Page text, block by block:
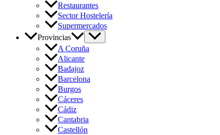
Restaurantes
Sector Hostelería
Supermercados
Provincias
A Coruña
Alicante
Badajoz
Barcelona
Burgos
Cáceres
Cádiz
Cantabria
Castellón